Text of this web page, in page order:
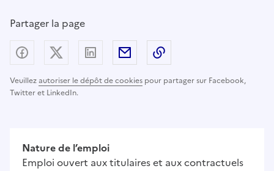
Partager la page
Veuillezautoriser le dépôt de cookies pour partager sur Facebook,
Twitter et LinkedIn.
Partager sur Facebook
Partager sur X (anciennement Twitter) -
Partager sur LinkedIn
Partager par email
Nature de l’emploi
Emploi ouvert aux titulaires et aux contractuels